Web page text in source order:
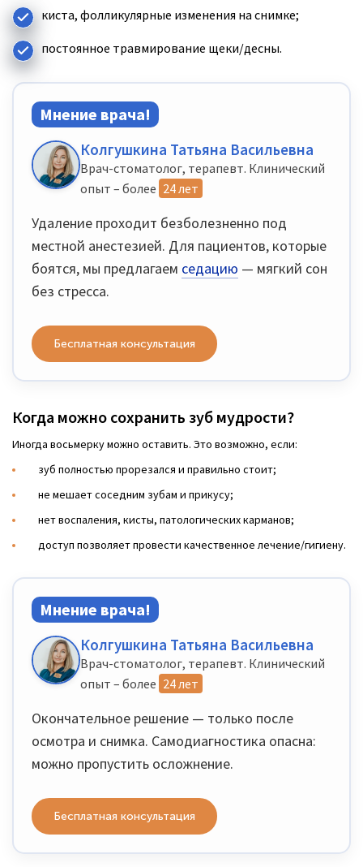
киста, фолликулярные изменения на снимке;
постоянное травмирование щеки/десны.
Мнение врача!
Колгушкина Татьяна Васильевна
Врач-стоматолог, терапевт. Клинический
опыт – более 24 лет
Удаление проходит безболезненно под
местной анестезией. Для пациентов, которые
боятся, мы предлагаем седацию — мягкий сон
без стресса.
Бесплатная консультация
Когда можно сохранить зуб мудрости?
Иногда восьмерку можно оставить. Это возможно, если:
зуб полностью прорезался и правильно стоит;
не мешает соседним зубам и прикусу;
нет воспаления, кисты, патологических карманов;
доступ позволяет провести качественное лечение/гигиену.
Мнение врача!
Колгушкина Татьяна Васильевна
Врач-стоматолог, терапевт. Клинический
опыт – более 24 лет
Окончательное решение — только после
осмотра и снимка. Самодиагностика опасна:
можно пропустить осложнение.
Бесплатная консультация